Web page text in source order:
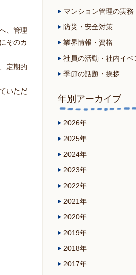
、管理
そのカ
定期的
いただ
マンション管理の実務
防災・安全対策
業界情報・資格
社員の活動・社内イベ
季節の話題・挨拶
年別アーカイブ
2026年
2025年
2024年
2023年
2022年
2021年
2020年
2019年
2018年
2017年